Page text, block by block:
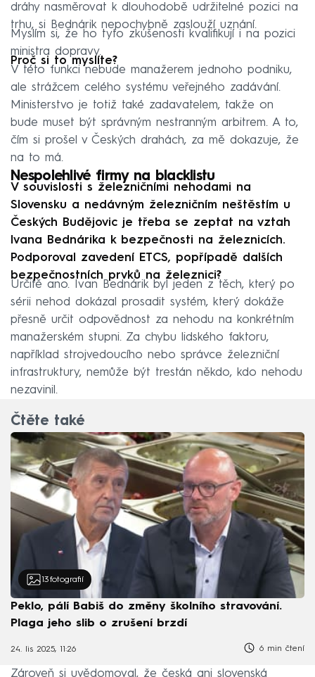
dráhy nasměrovat k dlouhodobě udržitelné pozici na
trhu, si Bednárik nepochybně zaslouží uznání.
Myslím si, že ho tyto zkušenosti kvalifikují i na pozici
ministra dopravy.
Proč si to myslíte?
V této funkci nebude manažerem jednoho podniku,
ale strážcem celého systému veřejného zadávání.
Ministerstvo je totiž také zadavatelem, takže on
bude muset být správným nestranným arbitrem. A to,
čím si prošel v Českých drahách, za mě dokazuje, že
na to má.
Nespolehlivé firmy na blacklistu
V souvislosti s železničními nehodami na
Slovensku a nedávným železničním neštěstím u
Českých Budějovic je třeba se zeptat na vztah
Ivana Bednárika k bezpečnosti na železnicích.
Podporoval zavedení ETCS, popřípadě dalších
bezpečnostních prvků na železnici?
Určitě ano. Ivan Bednárik byl jeden z těch, který po
sérii nehod dokázal prosadit systém, který dokáže
přesně určit odpovědnost za nehodu na konkrétním
manažerském stupni. Za chybu lidského faktoru,
například strojvedoucího nebo správce železniční
infrastruktury, nemůže být trestán někdo, kdo nehodu
nezavinil.
Čtěte také
13 fotografií
Peklo, pálí Babiš do změny školního stravování.
Plaga jeho slib o zrušení brzdí
24. lis 2025, 11:26 6 min čtení
Zároveň si uvědomoval, že česká ani slovenská